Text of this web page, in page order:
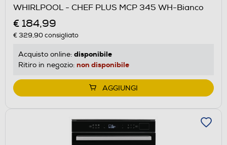
WHIRLPOOL - CHEF PLUS MCP 345 WH-Bianco
€ 184,99
€ 329,90consigliato
Acquisto online: disponibile
Ritiro in negozio: non disponibile
AGGIUNGI